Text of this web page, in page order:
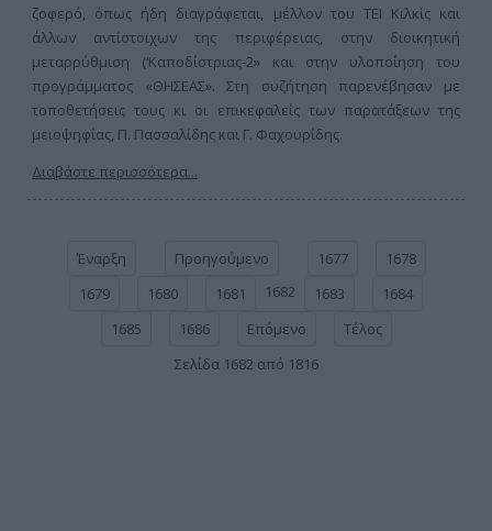
ζοφερό, όπως ήδη διαγράφεται, μέλλον του ΤΕΙ Κιλκίς και
άλλων αντίστοιχων της περιφέρειας, στην διοικητική
μεταρρύθμιση (‘Καποδίστριας-2» και στην υλοποίηση του
προγράμματος «ΘΗΣΕΑΣ». Στη συζήτηση παρενέβησαν με
τοποθετήσεις τους κι οι επικεφαλείς των παρατάξεων της
μειοψηφίας, Π. Πασσαλίδης και Γ. Φαχουρίδης.
Διαβάστε περισσότερα...
Έναρξη Προηγούμενο 1677
1678
1679
1680 1681 1682 1683
1684
1685
1686 Επόμενο
Τέλος
Σελίδα 1682 από 1816